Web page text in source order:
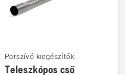
részletek
Porszívó kiegészítők
Teleszkópos cső